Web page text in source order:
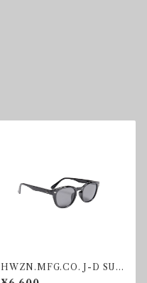
HWZN.MFG.CO. J-D SUN
GLASS SMOKE